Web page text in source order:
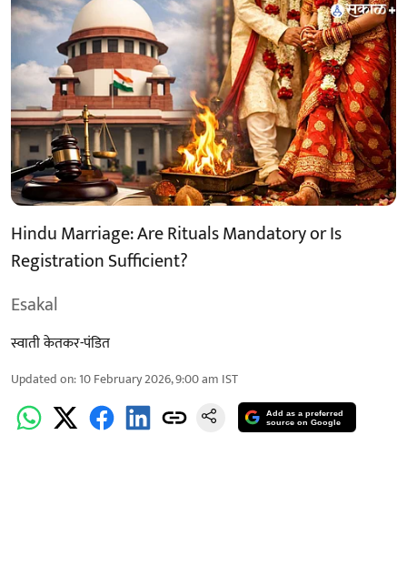
Hindu Marriage: Are Rituals Mandatory or Is
Registration Sufficient?
Esakal
स्वाती केतकर-पंडित
Updated on:10 February 2026, 9:00 am IST
Add as a preferred
source on Google